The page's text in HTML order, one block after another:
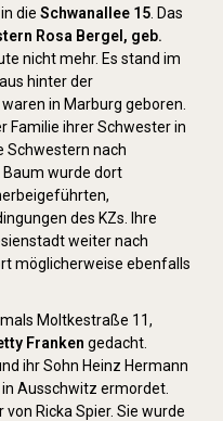
die Schwanallee 15 . Das
Rosa Bergel, geb.
nicht mehr. Es stand im
hinter der
in Marburg geboren.
Familie ihrer Schwester in
Schwestern nach
wurde dort
des KZs. Ihre
weiter nach
möglicherweise ebenfalls
Moltkestraße 11,
Franken gedacht.
ihr Sohn Heinz Hermann
Ausschwitz ermordet.
Ricka Spier. Sie wurde